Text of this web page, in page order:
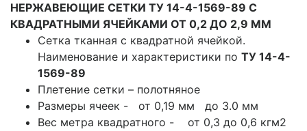
НЕРЖАВЕЮЩИЕ СЕТКИ ТУ 14-4-1569-89 С
КВАДРАТНЫМИ ЯЧЕЙКАМИ ОТ 0,2 ДО 2,9 ММ
Сетка тканная с квадратной ячейкой.
Наименование и характеристики по ТУ 14-4-
1569-89
Плетение сетки – полотняное
Размеры ячеек - от 0,19 мм до 3.0 мм
Вес метра квадратного - от 0,3 до 0,6 кгм2